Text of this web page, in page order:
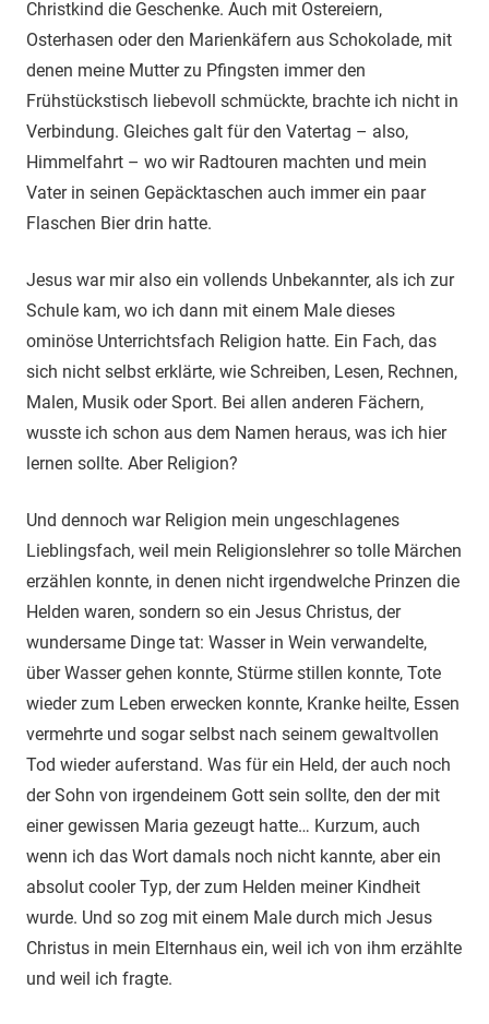
Christkind die Geschenke. Auch mit Ostereiern,
Osterhasen oder den Marienkäfern aus Schokolade, mit
denen meine Mutter zu Pfingsten immer den
Frühstückstisch liebevoll schmückte, brachte ich nicht in
Verbindung. Gleiches galt für den Vatertag – also,
Himmelfahrt – wo wir Radtouren machten und mein
Vater in seinen Gepäcktaschen auch immer ein paar
Flaschen Bier drin hatte.
Jesus war mir also ein vollends Unbekannter, als ich zur
Schule kam, wo ich dann mit einem Male dieses
ominöse Unterrichtsfach Religion hatte. Ein Fach, das
sich nicht selbst erklärte, wie Schreiben, Lesen, Rechnen,
Malen, Musik oder Sport. Bei allen anderen Fächern,
wusste ich schon aus dem Namen heraus, was ich hier
lernen sollte. Aber Religion?
Und dennoch war Religion mein ungeschlagenes
Lieblingsfach, weil mein Religionslehrer so tolle Märchen
erzählen konnte, in denen nicht irgendwelche Prinzen die
Helden waren, sondern so ein Jesus Christus, der
wundersame Dinge tat: Wasser in Wein verwandelte,
über Wasser gehen konnte, Stürme stillen konnte, Tote
wieder zum Leben erwecken konnte, Kranke heilte, Essen
vermehrte und sogar selbst nach seinem gewaltvollen
Tod wieder auferstand. Was für ein Held, der auch noch
der Sohn von irgendeinem Gott sein sollte, den der mit
einer gewissen Maria gezeugt hatte… Kurzum, auch
wenn ich das Wort damals noch nicht kannte, aber ein
absolut cooler Typ, der zum Helden meiner Kindheit
wurde. Und so zog mit einem Male durch mich Jesus
Christus in mein Elternhaus ein, weil ich von ihm erzählte
und weil ich fragte.